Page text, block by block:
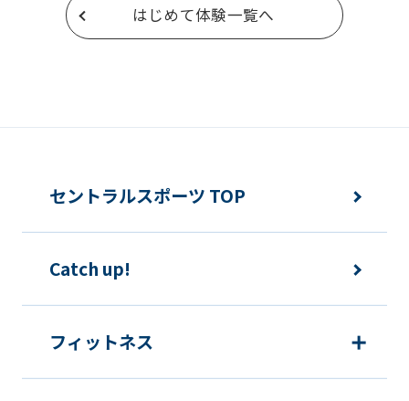
はじめて体験一覧へ
セントラルスポーツ TOP
Catch up!
フィットネス